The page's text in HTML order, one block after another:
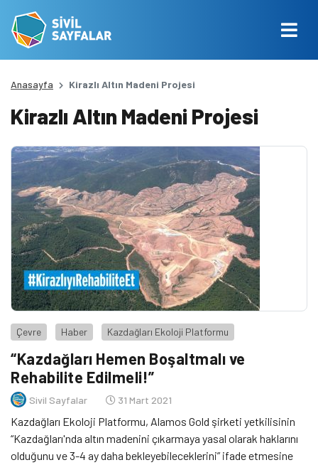
Anasayfa Kirazlı Altın Madeni Projesi
Kirazlı Altın Madeni Projesi
Çevre Haber Kazdağları Ekoloji Platformu
“Kazdağları Hemen Boşaltmalı ve
Rehabilite Edilmeli!”
Sivil Sayfalar 31 Mart 2021
Kazdağları Ekoloji Platformu, Alamos Gold şirketi yetkilisinin
“Kazdağları'nda altın madenini çıkarmaya yasal olarak haklarını
olduğunu ve 3-4 ay daha bekleyebileceklerini” ifade etmesine